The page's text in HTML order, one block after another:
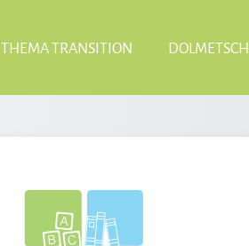
THEMA TRANSITION
ANMELDEN